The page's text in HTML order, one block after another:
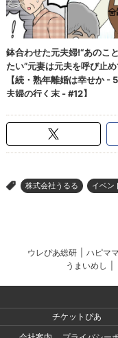
> 株式会社うるる イベン
ウレぴあ総研 ハピマ
うまいめし
チケットぴあ